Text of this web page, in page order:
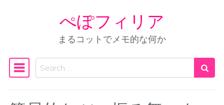
Skip to content
ぺぽフィリア
まるコットでメモ的な何か
Main Navigation
Search